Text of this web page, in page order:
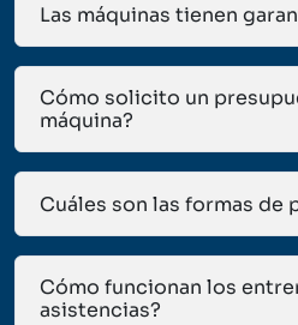
Las máquinas tienen
Cómo solicito un
máquina?
Cuáles son las formas de
Cómo funcionan los
asistencias?